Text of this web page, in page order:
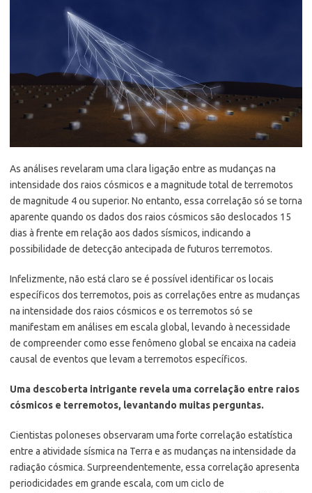
As análises revelaram uma clara ligação entre as mudanças na
intensidade dos raios cósmicos e a magnitude total de terremotos
de magnitude 4 ou superior. No entanto, essa correlação só se torna
aparente quando os dados dos raios cósmicos são deslocados 15
dias à frente em relação aos dados sísmicos, indicando a
possibilidade de detecção antecipada de futuros terremotos.
Infelizmente, não está claro se é possível identificar os locais
específicos dos terremotos, pois as correlações entre as mudanças
na intensidade dos raios cósmicos e os terremotos só se
manifestam em análises em escala global, levando à necessidade
de compreender como esse fenômeno global se encaixa na cadeia
causal de eventos que levam a terremotos específicos.
Uma descoberta intrigante revela uma correlação entre raios
cósmicos e terremotos, levantando muitas perguntas.
Cientistas poloneses observaram uma forte correlação estatística
entre a atividade sísmica na Terra e as mudanças na intensidade da
radiação cósmica. Surpreendentemente, essa correlação apresenta
periodicidades em grande escala, com um ciclo de